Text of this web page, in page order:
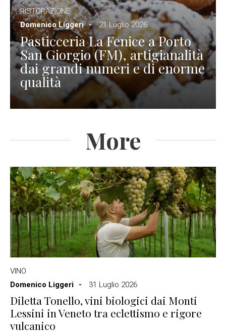
RISTORAZIONE
Domenico Liggeri
21 Luglio 2026
Pasticceria La Fenice a Porto
San Giorgio (FM), artigianalità
dai grandi numeri e di enorme
qualità
More
VINO
Domenico Liggeri
31 Luglio 2026
Diletta Tonello, vini biologici dai Monti
Lessini in Veneto tra eclettismo e rigore
vulcanico